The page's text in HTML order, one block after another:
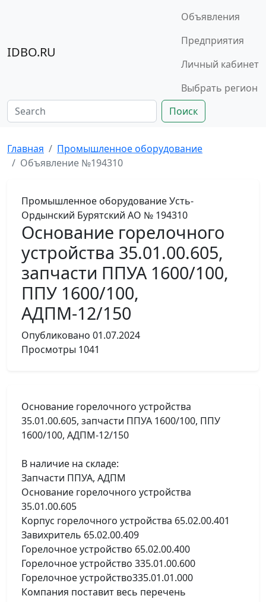
IDBO.RU
Объявления
Предприятия
Личный кабинет
Выбрать регион
Поиск
Главная
Промышленное оборудование
Объявление №194310
Промышленное оборудованиеУсть-
Ордынский Бурятский АО № 194310
Основание горелочного
устройства 35.01.00.605,
запчасти ППУА 1600/100,
ППУ 1600/100,
АДПМ-12/150
Опубликовано 01.07.2024
Просмотры 1041
Основание горелочного устройства
35.01.00.605, запчасти ППУА 1600/100, ППУ
1600/100, АДПМ-12/150
В наличие на складе:
Запчасти ППУА, АДПМ
Основание горелочного устройства
35.01.00.605
Корпус горелочного устройства 65.02.00.401
Завихритель 65.02.00.409
Горелочное устройство 65.02.00.400
Горелочное устройство 335.01.00.600
Горелочное устройство335.01.01.000
Компания поставит весь перечень